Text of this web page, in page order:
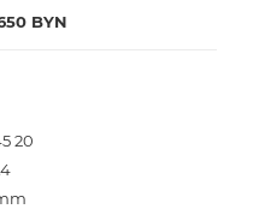
BYN
20